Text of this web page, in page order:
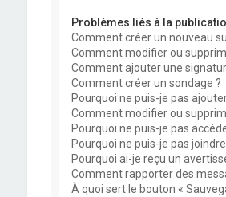
Problèmes liés à la
Comment créer un nouveau
Comment modifier ou
Comment ajouter une
Comment créer un sondage ?
Pourquoi ne puis-je pas
Comment modifier ou
Pourquoi ne puis-je pas
Pourquoi ne puis-je pas
Pourquoi ai-je reçu un
Comment rapporter des
À quoi sert le bouton «